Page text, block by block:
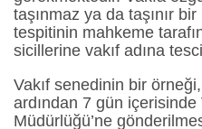
taşınmaz ya da taşınır
tespitinin mahkeme
sicillerine vakıf adına
Vakıf senedinin bir
ardından 7 gün içerisinde
Müdürlüğü’ne